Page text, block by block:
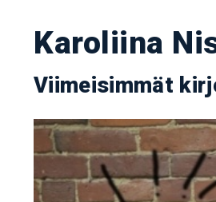
Karoliina
Viimeisimmät